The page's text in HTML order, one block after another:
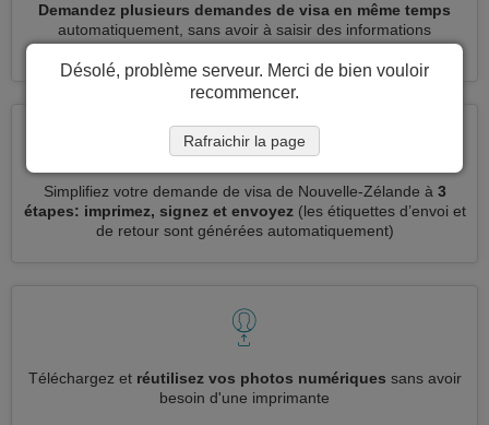
Demandez plusieurs demandes de visa en même temps
automatiquement, sans avoir à saisir des informations
répétitives
Simplifiez votre demande de visa de Nouvelle-Zélande à 3
étapes: imprimez, signez et envoyez (les étiquettes d’envoi et
de retour sont générées automatiquement)
Téléchargez et réutilisez vos photos numériques sans avoir
besoin d'une imprimante
Désolé, problème serveur. Merci de bien vouloir
recommencer.
Rafraichir la page